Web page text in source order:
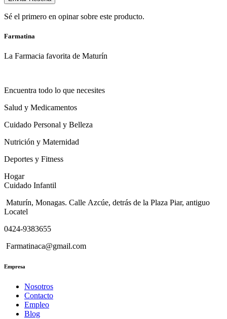
Sé el primero en opinar sobre este producto.
Farmatina
La Farmacia favorita de Maturín
Encuentra todo lo que necesites
Salud y Medicamentos
Cuidado Personal y Belleza
Nutrición y Maternidad
Deportes y Fitness
Hogar
Cuidado Infantil
Maturín, Monagas. Calle Azcúe, detrás de la Plaza Piar, antiguo
Locatel
0424-9383655
Farmatinaca@gmail.com
Empresa
Nosotros
Contacto
Empleo
Blog